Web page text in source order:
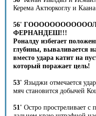
Керема Актюркоглу и
56'
ФЕРНАНДЕШ!!!
Роналду избегает
глубины, вываливается
вместо удара катит на
который поражает цель!
53' Языджи отмечается
мяч становится добычей
51' Остро простреливает с